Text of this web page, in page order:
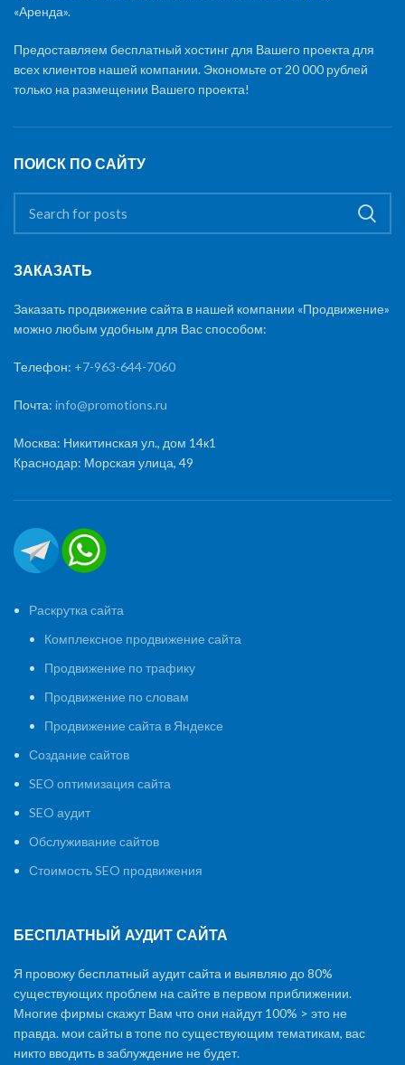
«Аренда».
Предоставляем бесплатный хостинг для Вашего проекта для
всех клиентов нашей компании. Экономьте от 20 000 рублей
только на размещении Вашего проекта!
ПОИСК ПО САЙТУ
ЗАКАЗАТЬ
Заказать продвижение сайта в нашей компании «Продвижение»
можно любым удобным для Вас способом:
Телефон: +7-963-644-7060
Почта: info@promotions.ru
Москва: Никитинская ул., дом 14к1
Краснодар: Морская улица, 49
Раскрутка сайта
Комплексное продвижение сайта
Продвижение по трафику
Продвижение по словам
Продвижение сайта в Яндексе
Создание сайтов
SEO оптимизация сайта
SEO аудит
Обслуживание сайтов
Стоимость SEO продвижения
БЕСПЛАТНЫЙ АУДИТ САЙТА
Я провожу бесплатный аудит сайта и выявляю до 80%
существующих проблем на сайте в первом приближении.
Многие фирмы скажут Вам что они найдут 100% > это не
правда. мои сайты в топе по существующим тематикам, вас
никто вводить в заблуждение не будет.